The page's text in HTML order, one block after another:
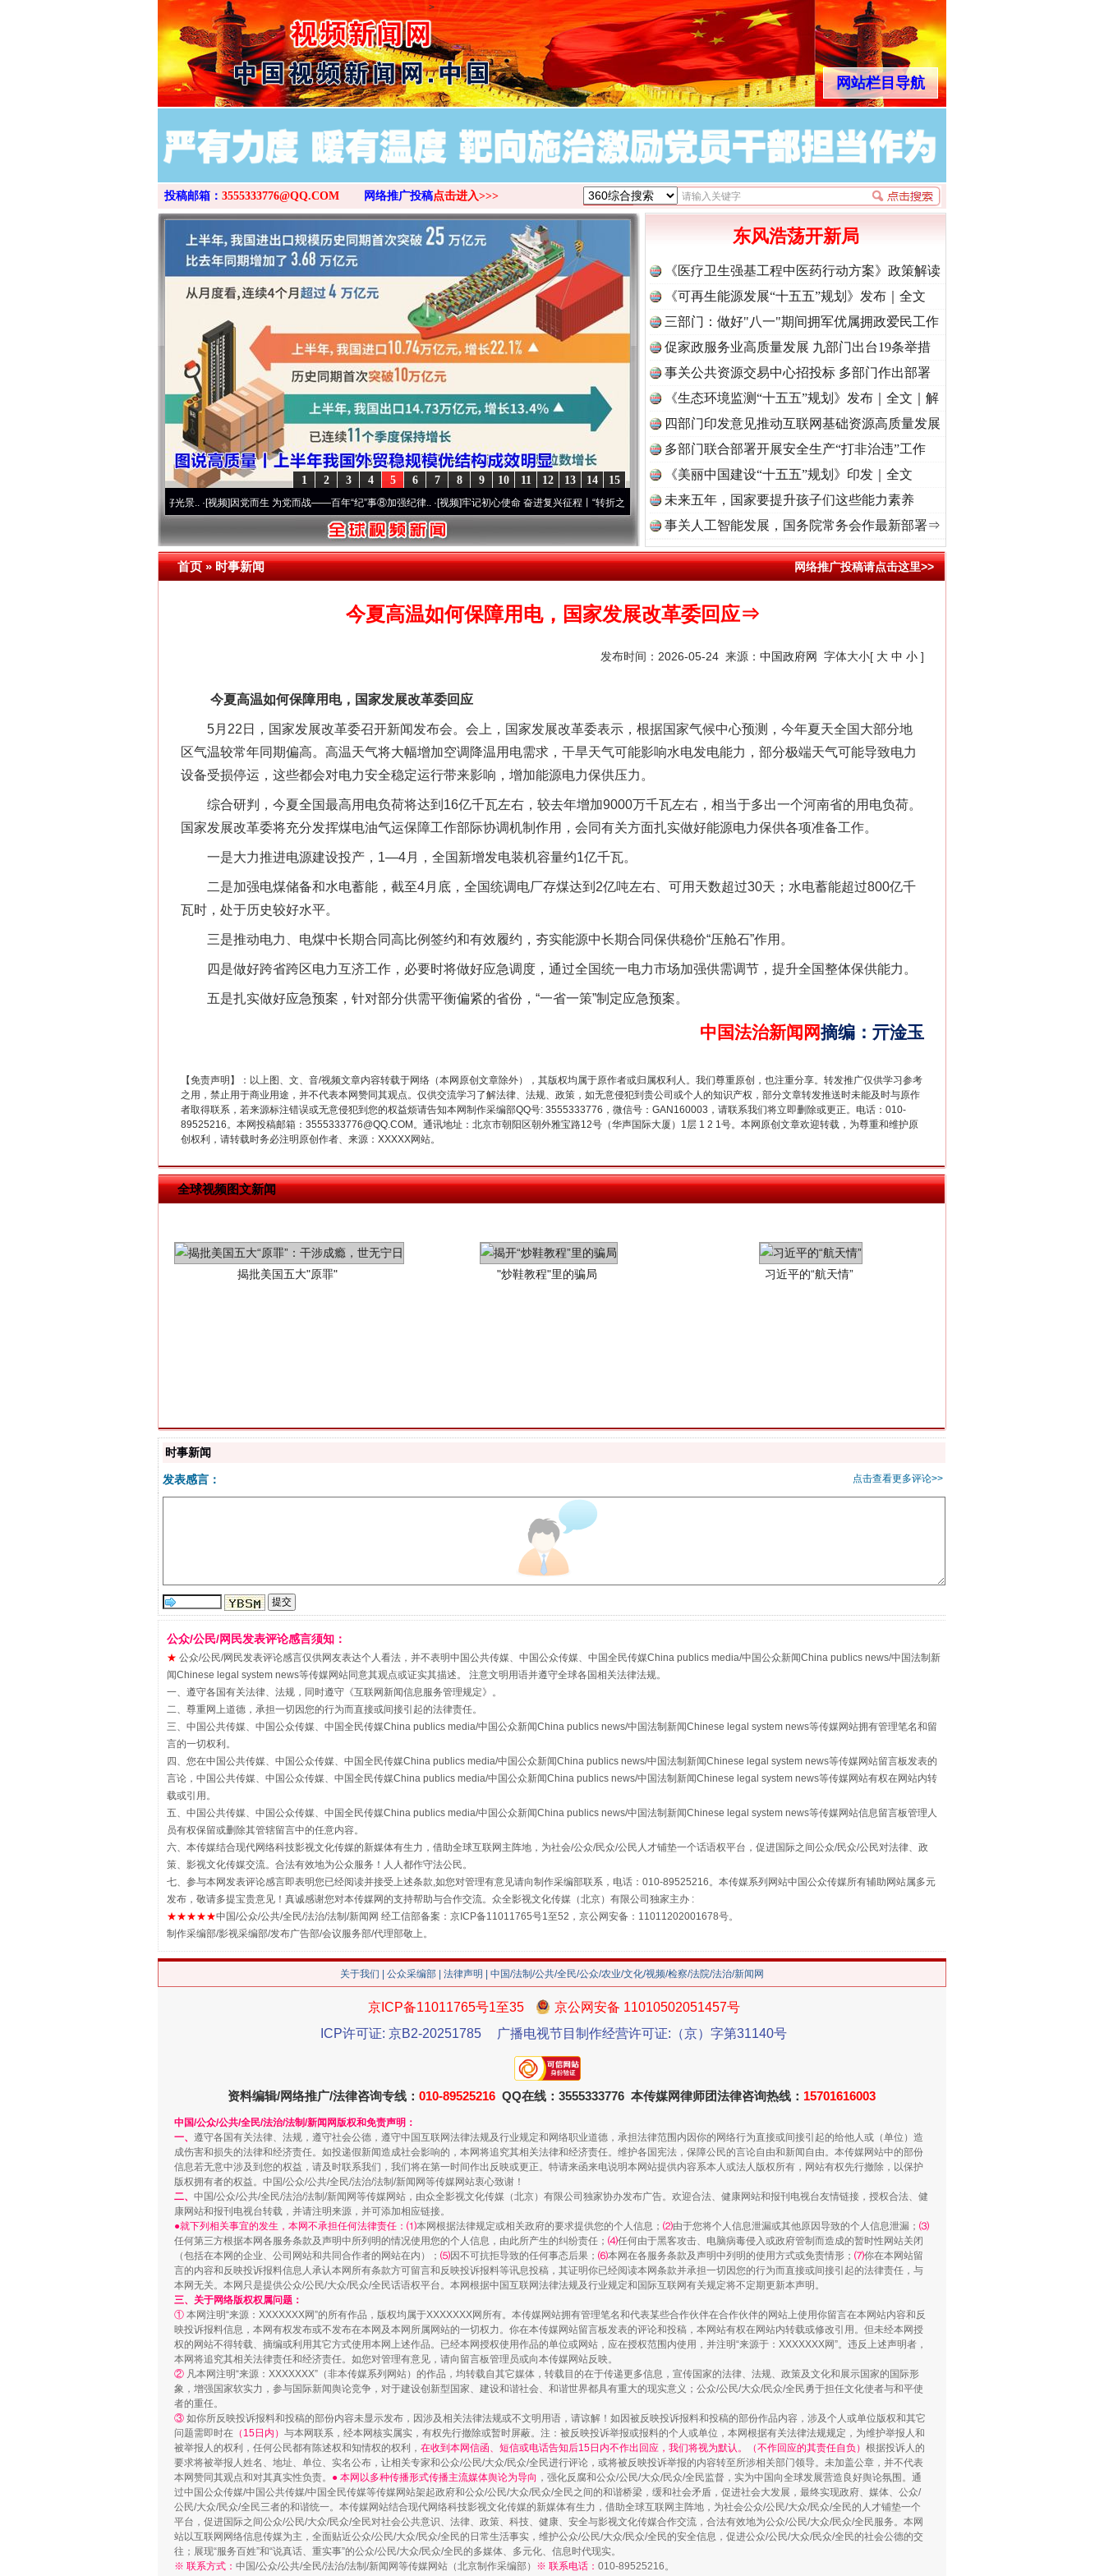
>
网站栏目导航
投稿邮箱： 3555333776@QQ.COM 网络推广投稿点击进入>>>
15
14
13
12
11
10
9
8
7
6
5
4
3
2
1
·[视频]因党而生 为党而战——百年“纪”事⑧加强纪律..·[视频]牢记初心使命 奋进复兴征程丨“转折之城”激荡.. ·[视频]牢记初心使命 奋进复兴征程丨红船起航处 潮起..·[视频]一首歌的时间，读懂乐至的“诗与远方”
东风浩荡开新局
《医疗卫生强基工程中医药行动方案》政策解读
《可再生能源发展“十五五”规划》发布｜全文
三部门：做好"八一"期间拥军优属拥政爱民工作
促家政服务业高质量发展 九部门出台19条举措
事关公共资源交易中心招投标 多部门作出部署
《生态环境监测“十五五”规划》发布｜全文｜解
读
四部门印发意见推动互联网基础资源高质量发展
多部门联合部署开展安全生产“打非治违”工作
《美丽中国建设“十五五”规划》印发｜全文
未来五年，国家要提升孩子们这些能力素养
事关人工智能发展，国务院常务会作最新部署⇒
首页»时事新闻 网络推广投稿请点击这里>>
今夏高温如何保障用电，国家发展改革委回应⇒
发布时间：2026-05-24 来源： 中国政府网 字体大小[ 大 中 小 ]
今夏高温如何保障用电，国家发展改革委回应
5月22日，国家发展改革委召开新闻发布会。会上，国家发展改革委表示，根据国家气候中心预测，今年夏天全国大部分地
区气温较常年同期偏高。高温天气将大幅增加空调降温用电需求，干旱天气可能影响水电发电能力，部分极端天气可能导致电力
设备受损停运，这些都会对电力安全稳定运行带来影响，增加能源电力保供压力。
综合研判，今夏全国最高用电负荷将达到16亿千瓦左右，较去年增加9000万千瓦左右，相当于多出一个河南省的用电负荷。
国家发展改革委将充分发挥煤电油气运保障工作部际协调机制作用，会同有关方面扎实做好能源电力保供各项准备工作。
一是大力推进电源建设投产，1—4月，全国新增发电装机容量约1亿千瓦。
二是加强电煤储备和水电蓄能，截至4月底，全国统调电厂存煤达到2亿吨左右、可用天数超过30天；水电蓄能超过800亿千
瓦时，处于历史较好水平。
三是推动电力、电煤中长期合同高比例签约和有效履约，夯实能源中长期合同保供稳价“压舱石”作用。
四是做好跨省跨区电力互济工作，必要时将做好应急调度，通过全国统一电力市场加强供需调节，提升全国整体保供能力。
五是扎实做好应急预案，针对部分供需平衡偏紧的省份，“一省一策”制定应急预案。
中国法治新闻网摘编 ： 亓淦玉
【免责声明】：以上图、文、音/视频文章内容转载于网络（本网原创文章除外），其版权均属于原作者或归属权利人。我们尊重原创，也注重分享。转发推广仅供学习参考
之用，禁止用于商业用途，并不代表本网赞同其观点。仅供交流学习了解法律、法规、政策，如无意侵犯到贵公司或个人的知识产权，部分文章转发推送时未能及时与原作
者取得联系，若来源标注错误或无意侵犯到您的权益烦请告知本网制作采编部QQ号: 3555333776，微信号：GAN160003，请联系我们将立即删除或更正。电话：010-
89525216。本网投稿邮箱：3555333776@QQ.COM。通讯地址：北京市朝阳区朝外雅宝路12号（华声国际大厦）1层 1 2 1号。本网原创文章欢迎转载，为尊重和维护原
创权利，请转载时务必注明原创作者、来源：XXXXX网站。
全球视频图文新闻
茶叶“炒上天”
这是一记警钟！ 谢谢有你温暖了四季
在谋一域中谋全局
今年投资意愿榜揭晓 新中国诞生的见证
习近平的博鳌关键词
魏明亮严重违纪违法案透视
“刷贴”乱象丛生
揭批美国五大"原罪" "炒鞋教程"里的骗局 习近平的“航天情”
解纷+调解+退费，一次搞定
重拳出击！专项整治午间酒驾
站台名比不上好声名
走近一线检察官
漫山遍野的桃花与雪山、麦地、白藏房
招工难、用工荒背后
送你一朵小红花
网上购药对药下症？
“神药”背后的真相
这是一记警钟！ 谢谢有你温暖了四季 法官巧妙执行解纠纷
时事新闻
点击查看更多评论>>
发表感言：
公众/公民/网民发表评论感言须知：
★ 公众/公民/网民发表评论感言仅供网友表达个人看法，并不表明中国公共传媒、中国公众传媒、中国全民传媒China publics media/中国公众新闻China publics news/中国法制新
闻Chinese legal system news等传媒网站同意其观点或证实其描述。 注意文明用语并遵守全球各国相关法律法规。
一、遵守各国有关法律、法规，同时遵守《互联网新闻信息服务管理规定》。
二、尊重网上道德，承担一切因您的行为而直接或间接引起的法律责任。
三、中国公共传媒、中国公众传媒、中国全民传媒China publics media/中国公众新闻China publics news/中国法制新闻Chinese legal system news等传媒网站拥有管理笔名和留
言的一切权利。
四、您在中国公共传媒、中国公众传媒、中国全民传媒China publics media/中国公众新闻China publics news/中国法制新闻Chinese legal system news等传媒网站留言板发表的
言论，中国公共传媒、中国公众传媒、中国全民传媒China publics media/中国公众新闻China publics news/中国法制新闻Chinese legal system news等传媒网站有权在网站内转
载或引用。
五、中国公共传媒、中国公众传媒、中国全民传媒China publics media/中国公众新闻China publics news/中国法制新闻Chinese legal system news等传媒网站信息留言板管理人
员有权保留或删除其管辖留言中的任意内容。
六、本传媒结合现代网络科技影视文化传媒的新媒体有生力，借助全球互联网主阵地，为社会/公众/民众/公民人才铺垫一个话语权平台，促进国际之间公众/民众/公民对法律、政
策、影视文化传媒交流。合法有效地为公众服务！人人都作守法公民。
七、参与本网发表评论感言即表明您已经阅读并接受上述条款,如您对管理有意见请向制作采编部联系，电话：010-89525216。本传媒系列网站中国公众传媒所有辅助网站属多元
发布，敬请多提宝贵意见！真诚感谢您对本传媒网的支持帮助与合作交流。众全影视文化传媒（北京）有限公司独家主办 :
★★★★★中国/公众/公共/全民/法治/法制/新闻网 经工信部备案：京ICP备11011765号1至52，京公网安备：11011202001678号。
制作采编部/影视采编部/发布广告部/会议服务部/代理部敬上。
关于我们 公众采编部 法律声明 | 中国/法制/公共/全民/公众/农业/文化/视频/检察/法院/法治/新闻网
京ICP备11011765号1至35
京公网安备 11010502051457号
ICP许可证: 京B2-20251785
广播电视节目制作经营许可证:（京）字第31140号
资料编辑/网络推广/法律咨询专线： 010-89525216 QQ在线：3555333776 本传媒网律师团法律咨询热线： 15701616003
中国/公众/公共/全民/法治/法制/新闻网版权和免责声明：
一、 遵守各国有关法律、法规，遵守社会公德，遵守中国互联网法律法规及行业规定和网络职业道德，承担法律范围内因你的网络行为直接或间接引起的给他人或（单位）造
成伤害和损失的法律和经济责任。如投递假新闻造成社会影响的，本网将追究其相关法律和经济责任。维护各国宪法，保障公民的言论自由和新闻自由。本传媒网站中的部份
信息若无意中涉及到您的权益，请及时联系我们，我们将在第一时间作出反映或更正。特请来函来电说明本网站提供内容系本人或法人版权所有，网站有权先行撤除，以保护
版权拥有者的权益。中国/公众/公共/全民/法治/法制/新闻网等传媒网站衷心致谢！
二、 中国/公众/公共/全民/法治/法制/新闻网等传媒网站，由众全影视文化传媒（北京）有限公司独家协办发布广告。欢迎合法、健康网站和报刊电视台友情链接，授权合法、健
康网站和报刊电视台转载，并请注明来源，并可添加相应链接。
●就下列相关事宜的发生，本网不承担任何法律责任：⑴本网根据法律规定或相关政府的要求提供您的个人信息； ⑵由于您将个人信息泄漏或其他原因导致的个人信息泄漏； ⑶
任何第三方根据本网各服务条款及声明中所列明的情况使用您的个人信息，由此所产生的纠纷责任； ⑷任何由于黑客攻击、电脑病毒侵入或政府管制而造成的暂时性网站关闭
（包括在本网的企业、公司网站和共同合作者的网站在内）； ⑸因不可抗拒导致的任何事态后果； ⑹本网在各服务条款及声明中列明的使用方式或免责情形； ⑺你在本网站留
言的内容和反映投诉报料信息人承认本网所有条款方可留言和反映投诉报料等讯息投稿，其证明你已经阅读本网条款并承担一切因您的行为而直接或间接引起的法律责任，与
本网无关。本网只是提供公众/公民/大众/民众/全民话语权平台。本网根据中国互联网法律法规及行业规定和国际互联网有关规定将不定期更新本声明。
三、关于网络版权权属问题：
① 本网注明“来源：XXXXXXX网”的所有作品，版权均属于XXXXXXX网所有。本传媒网站拥有管理笔名和代表某些合作伙伴在合作伙伴的网站上使用你留言在本网站内容和反
映投诉报料信息，本网有权发布或不发布在本网及本网所属网站的一切权力。你在本传媒网站留言板发表的评论和投稿，本网站有权在网站内转载或修改引用。但未经本网授
权的网站不得转载、摘编或利用其它方式使用本网上述作品。已经本网授权使用作品的单位或网站，应在授权范围内使用，并注明“来源于：XXXXXXX网”。违反上述声明者，
本网将追究其相关法律责任和经济责任。如您对管理有意见，请向留言板管理员或向本传媒网站反映。
② 凡本网注明“来源：XXXXXXX”（非本传媒系列网站）的作品，均转载自其它媒体，转载目的在于传递更多信息，宣传国家的法律、法规、政策及文化和展示国家的国际形
象，增强国家软实力，参与国际新闻舆论竞争，对于建设创新型国家、建设和谐社会、和谐世界都具有重大的现实意义；公众/公民/大众/民众/全民勇于担任文化使者与和平使
者的重任。
③ 如你所反映投诉报料和投稿的部份内容未显示发布，因涉及相关法律法规或不文明用语，请谅解！如因被反映投诉报料和投稿的部份作品内容，涉及个人或单位版权和其它
问题需即时在 （15日内） 与本网联系，经本网核实属实，有权先行撤除或暂时屏蔽。注：被反映投诉举报或报料的个人或单位，本网根据有关法律法规规定，为维护举报人和
被举报人的权利，任何公民都有陈述权和知情权的权利， 在收到本网信函、短信或电话告知后15日内不作出回应，我们将视为默认。（不作回应的其责任自负） 根据投诉人的
要求将被举报人姓名、地址、单位、实名公布，让相关专家和公众/公民/大众/民众/全民进行评论，或将被反映投诉举报的内容转至所涉相关部门领导。未加盖公章，并不代表
本网赞同其观点和对其真实性负责。 ● 本网以多种传播形式传播主流媒体舆论为导向 ，强化反腐和公众/公民/大众/民众/全民监督，实为中国向全球发展营造良好舆论氛围。通
过中国公众传媒/中国公共传媒/中国全民传媒等传媒网站架起政府和公众/公民/大众/民众/全民之间的和谐桥梁，缓和社会矛盾，促进社会大发展，最终实现政府、媒体、公众/
公民/大众/民众/全民三者的和谐统一。本传媒网站结合现代网络科技影视文化传媒的新媒体有生力，借助全球互联网主阵地，为社会公众/公民/大众/民众/全民的人才铺垫一个
平台，促进国际之间公众/公民/大众/民众/全民对社会公共意识、法律、政策、科技、健康、安全与影视文化传媒合作交流，合法有效地为公众/公民/大众/民众/全民服务。本网
站以互联网网络信息传媒为主，全面贴近公众/公民/大众/民众/全民的日常生活事实，维护公众/公民/大众/民众/全民的安全信息，促进公众/公民/大众/民众/全民的社会公德的交
往；展现“服务百姓”和“说真话、重实事”的公众/公民/大众/民众/全民的多媒体、多元化、信息时代现实。
※ 联系方式： 中国/公众/公共/全民/法治/法制/新闻网等传媒网站（北京制作采编部） ※ 联系电话： 010-89525216。